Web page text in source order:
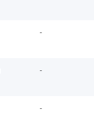
-
-
-